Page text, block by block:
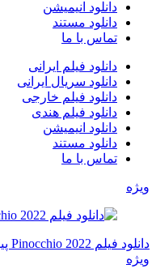
دانلود انیمیشن
دانلود مستند
تماس با ما
دانلود فیلم ایرانی
دانلود سریال ایرانی
دانلود فیلم خارجی
دانلود فیلم هندی
دانلود انیمیشن
دانلود مستند
تماس با ما
ویژه
دانلود فیلم Pinocchio 2022 پینوکیو
ویژه